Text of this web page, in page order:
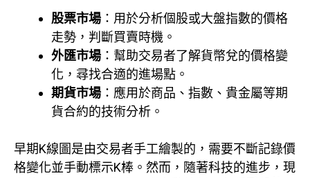
股票市場 ：用於分析個股或大盤指數的價格
走勢，判斷買賣時機。
外匯市場 ：幫助交易者了解貨幣兌的價格變
化，尋找合適的進場點。
期貨市場 ：應用於商品、指數、貴金屬等期
貨合約的技術分析。
早期K線圖是由交易者手工繪製的，需要不斷記錄價
格變化並手動標示K棒。然而，隨著科技的進步，現